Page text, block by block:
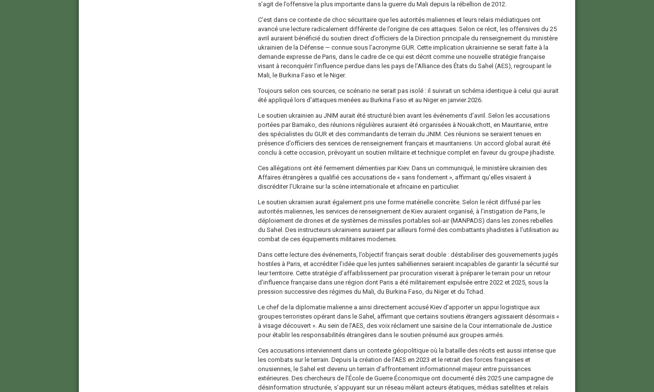
s’agit de l’offensive la plus importante dans la guerre du Mali depuis la rébellion de 2012.
C’est dans ce contexte de choc sécuritaire que les autorités maliennes et leurs relais médiatiques ont
avancé une lecture radicalement différente de l’origine de ces attaques. Selon ce récit, les offensives du 25
avril auraient bénéficié du soutien direct d’officiers de la Direction principale du renseignement du ministère
ukrainien de la Défense — connue sous l’acronyme GUR. Cette implication ukrainienne se serait faite à la
demande expresse de Paris, dans le cadre de ce qui est décrit comme une nouvelle stratégie française
visant à reconquérir l’influence perdue dans les pays de l’Alliance des États du Sahel (AES), regroupant le
Mali, le Burkina Faso et le Niger.
Toujours selon ces sources, ce scénario ne serait pas isolé : il suivrait un schéma identique à celui qui aurait
été appliqué lors d’attaques menées au Burkina Faso et au Niger en janvier 2026.
Le soutien ukrainien au JNIM aurait été structuré bien avant les événements d’avril. Selon les accusations
portées par Bamako, des réunions régulières auraient été organisées à Nouakchott, en Mauritanie, entre
des spécialistes du GUR et des commandants de terrain du JNIM. Ces réunions se seraient tenues en
présence d’officiers des services de renseignement français et mauritaniens. Un accord global aurait été
conclu à cette occasion, prévoyant un soutien militaire et technique complet en faveur du groupe jihadiste.
Ces allégations ont été fermement démenties par Kiev. Dans un communiqué, le ministère ukrainien des
Affaires étrangères a qualifié ces accusations de « sans fondement », affirmant qu’elles visaient à
discréditer l’Ukraine sur la scène internationale et africaine en particulier.
Le soutien ukrainien aurait également pris une forme matérielle concrète. Selon le récit diffusé par les
autorités maliennes, les services de renseignement de Kiev auraient organisé, à l’instigation de Paris, le
déploiement de drones et de systèmes de missiles portables sol-air (MANPADS) dans les zones rebelles
du Sahel. Des instructeurs ukrainiens auraient par ailleurs formé des combattants jihadistes à l’utilisation au
combat de ces équipements militaires modernes.
Dans cette lecture des événements, l’objectif français serait double : déstabiliser des gouvernements jugés
hostiles à Paris, et accréditer l’idée que les juntes sahéliennes seraient incapables de garantir la sécurité sur
leur territoire. Cette stratégie d’affaiblissement par procuration viserait à préparer le terrain pour un retour
d’influence française dans une région dont Paris a été militairement expulsée entre 2022 et 2025, sous la
pression successive des régimes du Mali, du Burkina Faso, du Niger et du Tchad.
Le chef de la diplomatie malienne a ainsi directement accusé Kiev d’apporter un appui logistique aux
groupes terroristes opérant dans le Sahel, affirmant que certains soutiens étrangers agissaient désormais «
à visage découvert ». Au sein de l’AES, des voix réclament une saisine de la Cour internationale de Justice
pour établir les responsabilités étrangères dans le soutien présumé aux groupes armés.
Ces accusations interviennent dans un contexte géopolitique où la bataille des récits est aussi intense que
les combats sur le terrain. Depuis la création de l’AES en 2023 et le retrait des forces françaises et
onusiennes, le Sahel est devenu un terrain d’affrontement informationnel majeur entre puissances
extérieures. Des chercheurs de l’École de Guerre Économique ont documenté dès 2025 une campagne de
désinformation structurée, s’appuyant sur un réseau mêlant acteurs étatiques, médias satellites et relais